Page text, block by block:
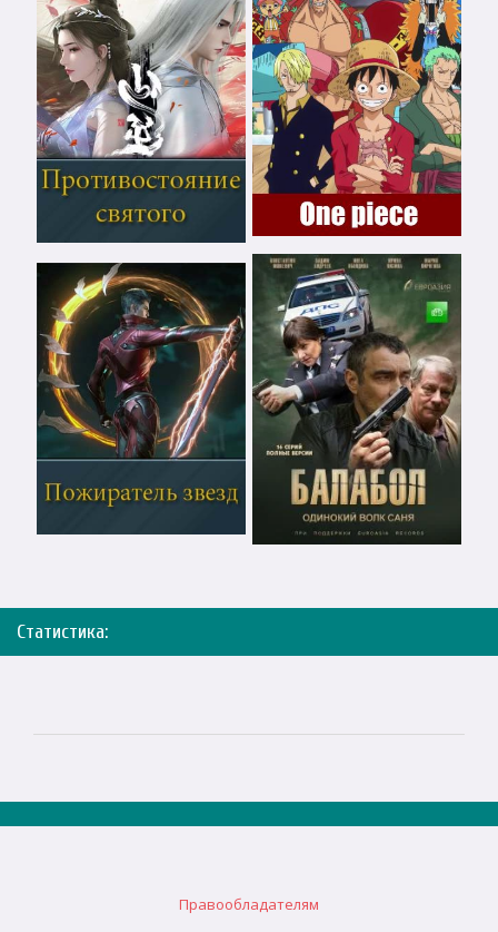
Статистика:
Правообладателям